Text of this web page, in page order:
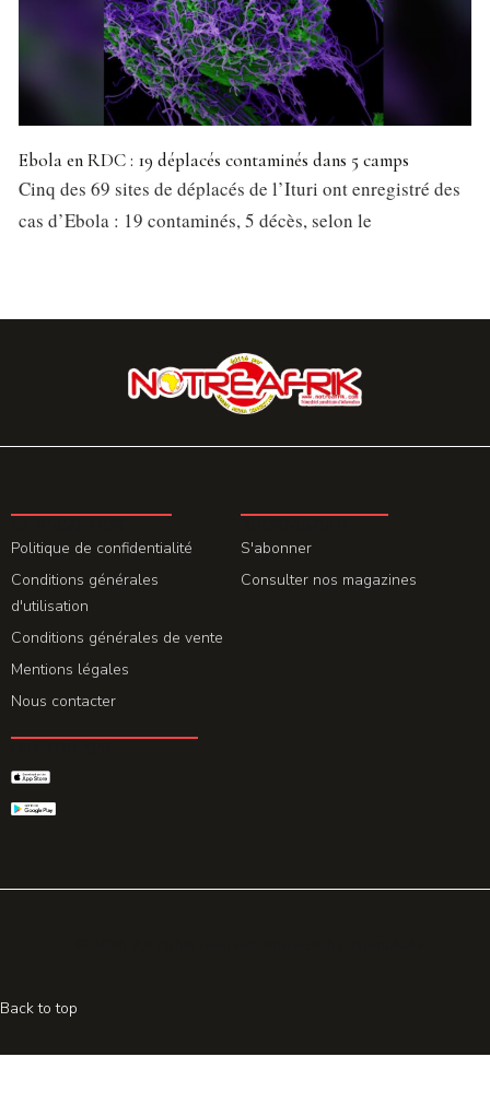
Ebola en RDC : 19 déplacés contaminés dans 5 camps
Cinq des 69 sites de déplacés de l’Ituri ont enregistré des
cas d’Ebola : 19 contaminés, 5 décès, selon le
Politique de confidentialité
Conditions générales
d'utilisation
Conditions générales de vente
Mentions légales
Nous contacter
S'abonner
Consulter nos magazines
Back to top